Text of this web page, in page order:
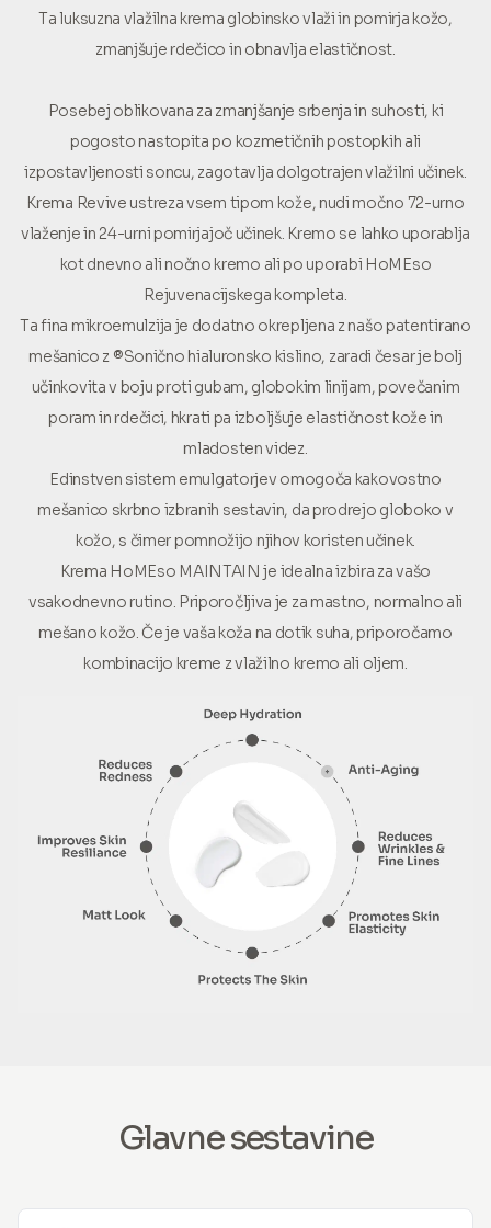
Ta luksuzna vlažilna krema globinsko vlaži in pomirja kožo,
zmanjšuje rdečico in obnavlja elastičnost.
Posebej oblikovana za zmanjšanje srbenja in suhosti, ki
pogosto nastopita po kozmetičnih postopkih ali
izpostavljenosti soncu, zagotavlja dolgotrajen vlažilni učinek.
Krema Revive ustreza vsem tipom kože, nudi močno 72-urno
vlaženje in 24-urni pomirjajoč učinek. Kremo se lahko uporablja
kot dnevno ali nočno kremo ali po uporabi HoMEso
Rejuvenacijskega kompleta.
Ta fina mikroemulzija je dodatno okrepljena z našo patentirano
mešanico z ®Sonično hialuronsko kislino, zaradi česar je bolj
učinkovita v boju proti gubam, globokim linijam, povečanim
poram in rdečici, hkrati pa izboljšuje elastičnost kože in
mladosten videz.
Edinstven sistem emulgatorjev omogoča kakovostno
mešanico skrbno izbranih sestavin, da prodrejo globoko v
kožo, s čimer pomnožijo njihov koristen učinek.
Krema HoMEso MAINTAIN je idealna izbira za vašo
vsakodnevno rutino. Priporočljiva je za mastno, normalno ali
mešano kožo. Če je vaša koža na dotik suha, priporočamo
kombinacijo kreme z vlažilno kremo ali oljem.
Glavne sestavine